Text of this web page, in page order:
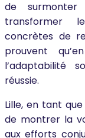
de
transformer
concrètes de
prouvent
l’adaptabilité
réussie.
Lille, en tant
de montrer la
aux efforts